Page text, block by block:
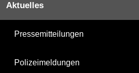
Aktuelles
Pressemitteilungen
Polizeimeldungen